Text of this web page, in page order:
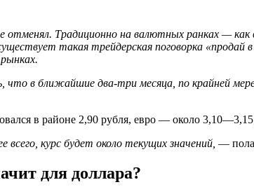
отменял. Традиционно на валютных ранках —
такая трейдерская поговорка
в ближайшие два-три месяца, по крайней
в районе 2,90 рубля, евро — около
курс будет около текущих значений, —
для доллара?